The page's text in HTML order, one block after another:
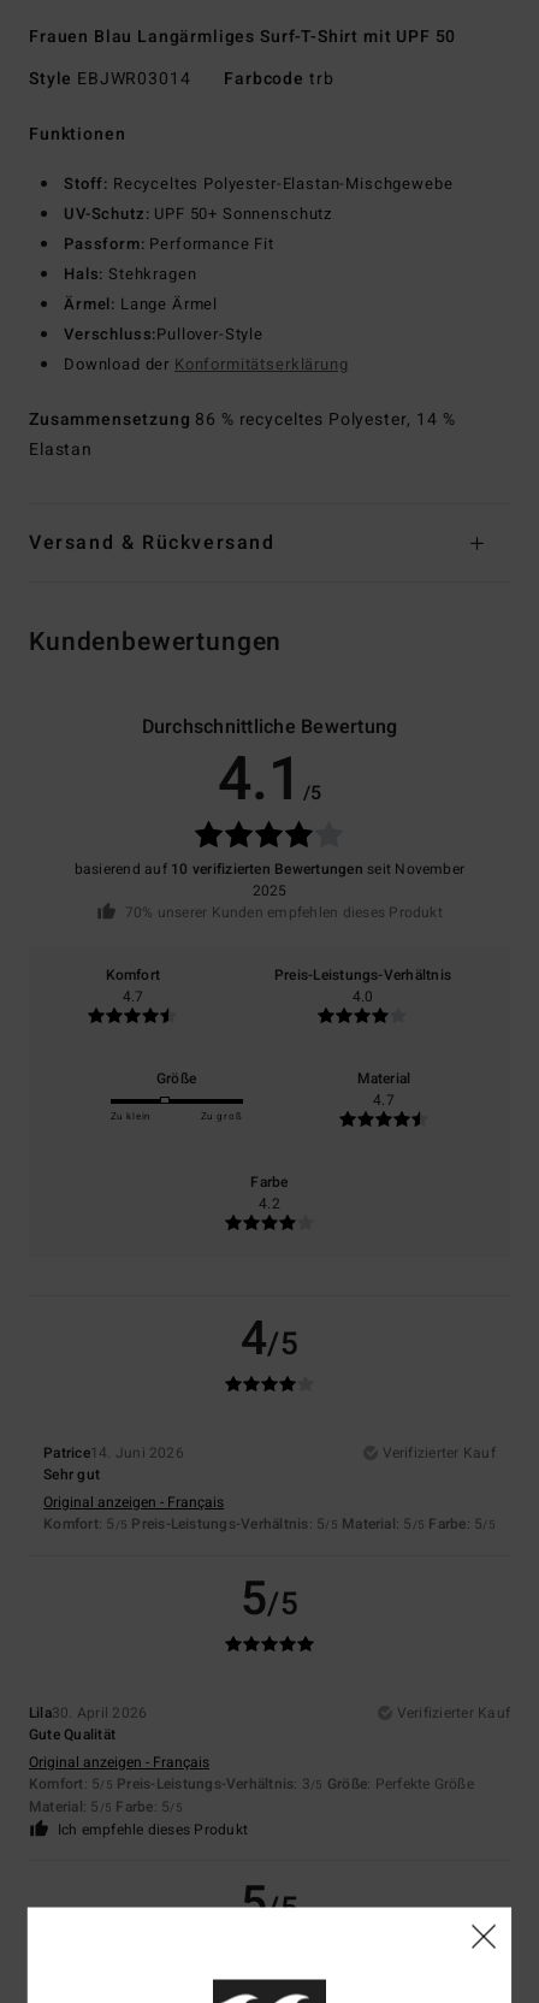
Frauen Blau Langärmliges Surf-T-Shirt mit UPF 50
Style EBJWR03014 Farbcode trb
Funktionen
Stoff: Recyceltes Polyester-Elastan-Mischgewebe
UV-Schutz: UPF 50+ Sonnenschutz
Passform: Performance Fit
Hals: Stehkragen
Ärmel: Lange Ärmel
Verschluss:Pullover-Style
Download der Konformitätserklärung
Zusammensetzung 86 % recyceltes Polyester, 14 %
Elastan
Versand & Rückversand
Kundenbewertungen
Durchschnittliche Bewertung
4.1 /5
basierend auf 10 verifizierten Bewertungen seit November
2025
70% unserer Kunden empfehlen dieses Produkt
Komfort
4.7
Preis-Leistungs-Verhältnis
4.0
Größe
Zu klein Zu groß
Material
4.7
Farbe
4.2
4/5
Patrice14. Juni 2026
Verifizierter Kauf
Sehr gut
Original anzeigen - Français
Komfort: 5 /5 Preis-Leistungs-Verhältnis: 5/5 Material: 5 /5 Farbe: 5/5
5/5
Lila30. April 2026
Verifizierter Kauf
Gute Qualität
Original anzeigen - Français
Komfort: 5/5 Preis-Leistungs-Verhältnis: 3/5 Größe: Perfekte Größe
Material: 5 /5 Farbe: 5/5
Ich empfehle dieses Produkt
5/5